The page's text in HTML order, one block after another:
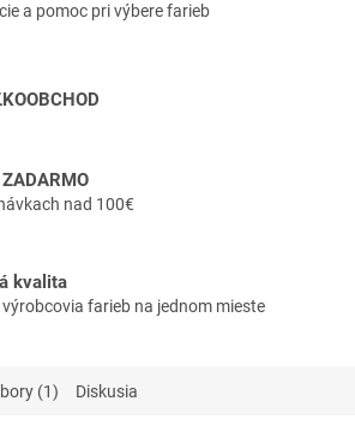
a pomoc pri výbere farieb
nad 100€
kvalita
farieb na jednom mieste
(1) Diskusia